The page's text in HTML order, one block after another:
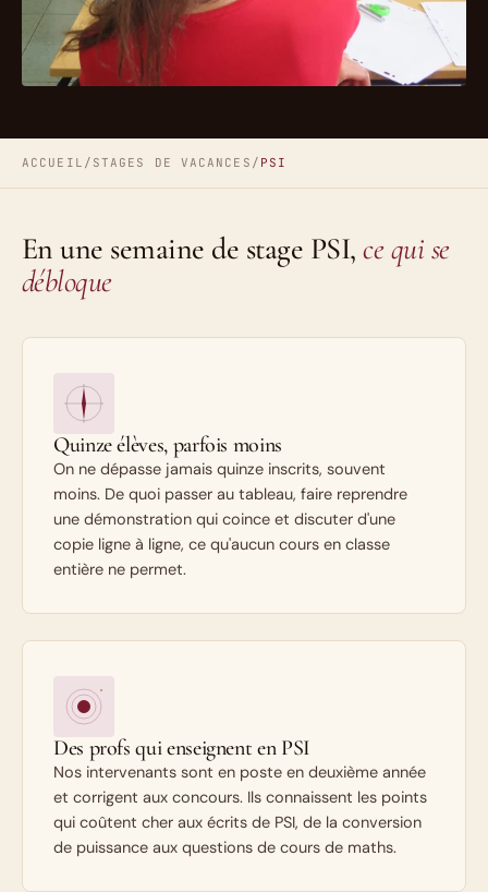
ACCUEIL / STAGES DE VACANCES / PSI
En une semaine de stage PSI,ce qui se
débloque
Quinze élèves, parfois moins
On ne dépasse jamais quinze inscrits, souvent
moins. De quoi passer au tableau, faire reprendre
une démonstration qui coince et discuter d'une
copie ligne à ligne, ce qu'aucun cours en classe
entière ne permet.
Des profs qui enseignent en PSI
Nos intervenants sont en poste en deuxième année
et corrigent aux concours. Ils connaissent les points
qui coûtent cher aux écrits de PSI, de la conversion
de puissance aux questions de cours de maths.